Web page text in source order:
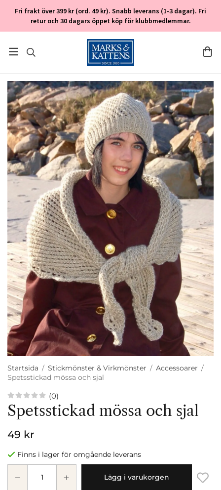
Fri frakt över 399 kr (ord. 49 kr). Snabb leverans (1-3 dagar). Fri
retur och 30 dagars öppet köp för klubbmedlemmar.
Startsida / Stickmönster & Virkmönster / Accessoarer /
Spetsstickad mössa och sjal
(0)
Spetsstickad mössa och sjal
49 kr
Finns i lager för omgående leverans
Lägg i varukorgen